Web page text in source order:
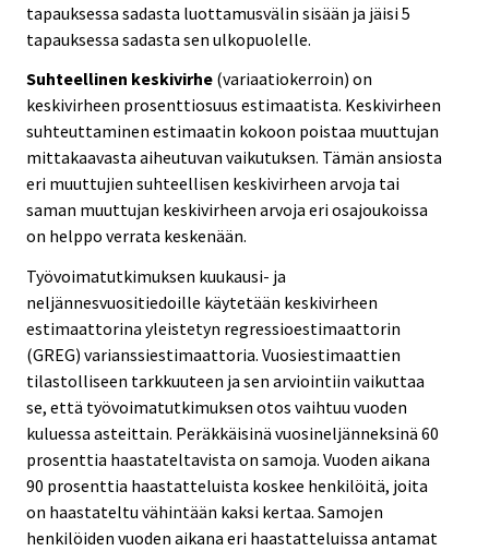
tapauksessa sadasta luottamusvälin sisään ja jäisi 5
tapauksessa sadasta sen ulkopuolelle.
Suhteellinen keskivirhe (variaatiokerroin) on
keskivirheen prosenttiosuus estimaatista. Keskivirheen
suhteuttaminen estimaatin kokoon poistaa muuttujan
mittakaavasta aiheutuvan vaikutuksen. Tämän ansiosta
eri muuttujien suhteellisen keskivirheen arvoja tai
saman muuttujan keskivirheen arvoja eri osajoukoissa
on helppo verrata keskenään.
Työvoimatutkimuksen kuukausi- ja
neljännesvuositiedoille käytetään keskivirheen
estimaattorina yleistetyn regressioestimaattorin
(GREG) varianssiestimaattoria. Vuosiestimaattien
tilastolliseen tarkkuuteen ja sen arviointiin vaikuttaa
se, että työvoimatutkimuksen otos vaihtuu vuoden
kuluessa asteittain. Peräkkäisinä vuosineljänneksinä 60
prosenttia haastateltavista on samoja. Vuoden aikana
90 prosenttia haastatteluista koskee henkilöitä, joita
on haastateltu vähintään kaksi kertaa. Samojen
henkilöiden vuoden aikana eri haastatteluissa antamat